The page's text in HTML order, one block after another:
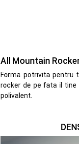
All Mountain
Forma potrivita pentru
rocker de pe fata il
polivalent.